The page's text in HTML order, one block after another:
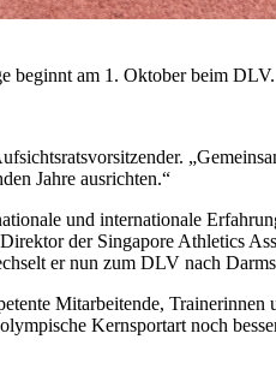
beginnt am 1. Oktober beim DLV.
Jahre ausrichten.“
und internationale
der Singapore Athletics
er nun zum DLV nach
Mitarbeitende, Trainerinnen
Kernsportart noch